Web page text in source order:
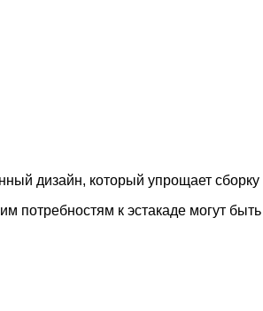
дизайн, который упрощает сборку
потребностям к эстакаде могут